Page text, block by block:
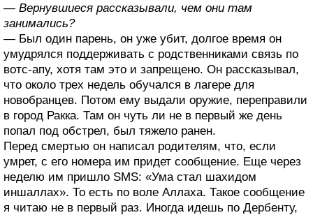
— Вернувшиеся рассказывали, чем они там
занимались?
— Был один парень, он уже убит, долгое время он
умудрялся поддерживать с родственниками связь по
вотс-апу, хотя там это и запрещено. Он рассказывал,
что около трех недель обучался в лагере для
новобранцев. Потом ему выдали оружие, переправили
в город Ракка. Там он чуть ли не в первый же день
попал под обстрел, был тяжело ранен.
Перед смертью он написал родителям, что, если
умрет, с его номера им придет сообщение. Еще через
неделю им пришло SMS: «Ума стал шахидом
иншаллах». То есть по воле Аллаха. Такое сообщение
я читаю не в первый раз. Иногда идешь по Дербенту,